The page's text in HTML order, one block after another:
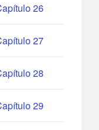
26
27
28
29